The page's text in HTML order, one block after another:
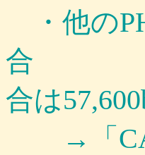
・他の
合
合は
→「